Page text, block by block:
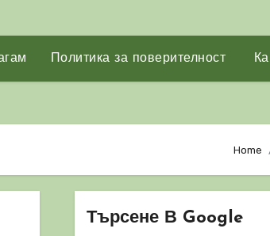
Политика за поверителност
Home
Търсене В Google